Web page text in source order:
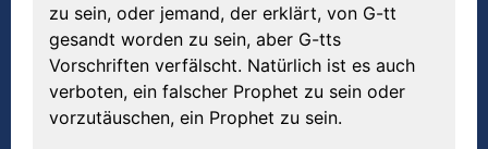
zu sein, oder jemand, der erklärt, von G-tt
gesandt worden zu sein, aber G-tts
Vorschriften verfälscht. Natürlich ist es auch
verboten, ein falscher Prophet zu sein oder
vorzutäuschen, ein Prophet zu sein.